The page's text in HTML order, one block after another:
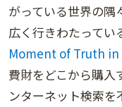
がっている世界の隅
広く行きわたってい
Moment of Truth in
費財をどこから購入
ンターネット検索